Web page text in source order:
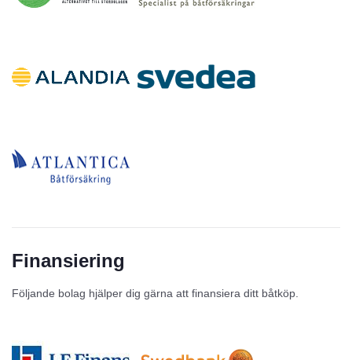
Finansiering
Följande bolag hjälper dig gärna att finansiera ditt båtköp.